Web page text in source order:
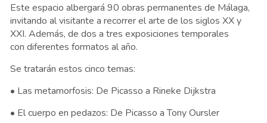
Este espacio albergará 90 obras permanentes de Málaga,
invitando al visitante a recorrer el arte de los siglos XX y
XXI. Además, de dos a tres exposiciones temporales
con diferentes formatos al año.
Se tratarán estos cinco temas:
• Las metamorfosis: De Picasso a Rineke Dijkstra
• El cuerpo en pedazos: De Picasso a Tony Oursler